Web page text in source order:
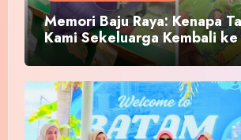
Memori Baju Raya: Kenapa
Kami Sekeluarga Kembali ke
Pakaian Hari-Hari?